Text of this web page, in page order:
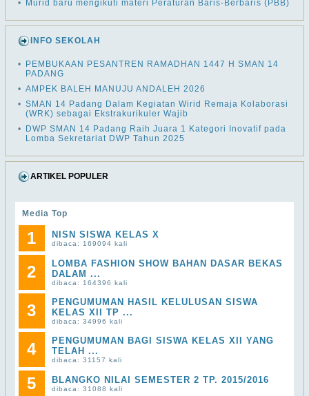
•
Murid baru mengikuti materi Peraturan Baris-Berbaris (PBB)
INFO SEKOLAH
•
PEMBUKAAN PESANTREN RAMADHAN 1447 H SMAN 14
PADANG
• AMPEK BALEH MANUJU ANDALEH 2026
• SMAN 14 Padang Dalam Kegiatan Wirid Remaja Kolaborasi
(WRK) sebagai Ekstrakurikuler Wajib
•
DWP SMAN 14 Padang Raih Juara 1 Kategori Inovatif pada
Lomba Sekretariat DWP Tahun 2025
ARTIKEL POPULER
Media Top
1 NISN SISWA KELAS X
dibaca: 169094 kali
2
LOMBA FASHION SHOW BAHAN DASAR BEKAS
DALAM ...
dibaca: 164396 kali
3
PENGUMUMAN HASIL KELULUSAN SISWA
KELAS XII TP ...
dibaca: 34996 kali
4
PENGUMUMAN BAGI SISWA KELAS XII YANG
TELAH ...
dibaca: 31157 kali
5 BLANGKO NILAI SEMESTER 2 TP. 2015/2016
dibaca: 31088 kali